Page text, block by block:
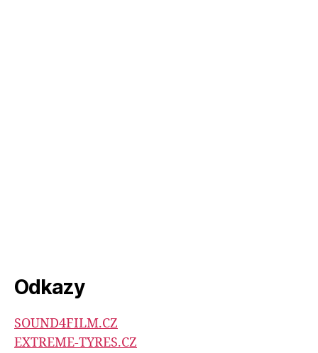
Odkazy
SOUND4FILM.CZ
EXTREME-TYRES.CZ